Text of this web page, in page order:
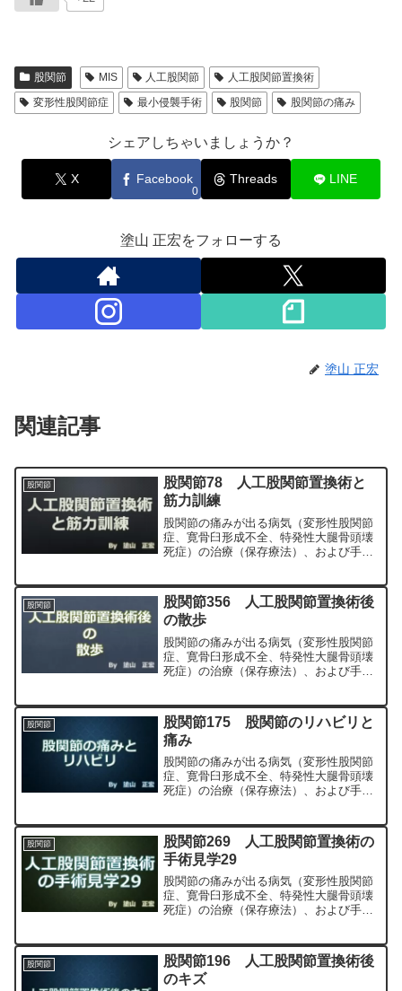
股関節 MIS 人工股関節
人工股関節置換術
変形性股関節症
最小侵襲手術 股関節 股関節の痛み
シェアしちゃいましょうか？
X Facebook
0
Threads LINE
塗山 正宏をフォローする
塗山 正宏
関連記事
股関節
股関節78 人工股関節置換術と
筋力訓練
股関節の痛みが出る病気（変形性股関節
症、寛骨臼形成不全、特発性大腿骨頭壊
死症）の治療（保存療法）、および手術
科専門医（人工関節手術を専門）の塗山
正宏が色々と説明します。
股関節
股関節356 人工股関節置換術後
の散歩
股関節の痛みが出る病気（変形性股関節
症、寛骨臼形成不全、特発性大腿骨頭壊
死症）の治療（保存療法）、および手術
科専門医（人工関節手術を専門）の塗山
正宏が色々と説明します。
股関節
股関節175 股関節のリハビリと
痛み
股関節の痛みが出る病気（変形性股関節
症、寛骨臼形成不全、特発性大腿骨頭壊
死症）の治療（保存療法）、および手術
科専門医（人工関節手術を専門）の塗山
正宏が色々と説明します。
股関節
股関節269 人工股関節置換術の
手術見学29
股関節の痛みが出る病気（変形性股関節
症、寛骨臼形成不全、特発性大腿骨頭壊
死症）の治療（保存療法）、および手術
科専門医（人工関節手術を専門）の塗山
正宏が色々と説明します。
股関節
股関節196 人工股関節置換術後
のキズ